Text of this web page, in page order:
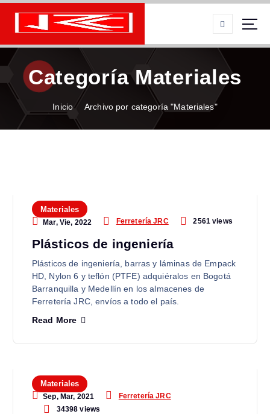
S
t
r
a
n
Categoría Materiales
Inicio Archivo por categoría "Materiales"
Materiales
Mar, Vie, 2022 Ferretería JRC 2561 views
Plásticos de ingeniería
Plásticos de ingeniería, barras y láminas de Empack
HD, Nylon 6 y teflón (PTFE) adquiéralos en Bogotá
Barranquilla y Medellín en los almacenes de
Ferretería JRC, envíos a todo el país.
Read More
Materiales
Sep, Mar, 2021
Ferretería JRC
34398 views